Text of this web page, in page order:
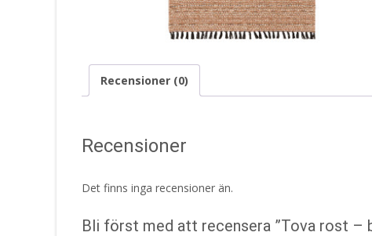
Recensioner (0)
Recensioner
Det finns inga recensioner än.
Bli först med att recensera ”Tova rost –